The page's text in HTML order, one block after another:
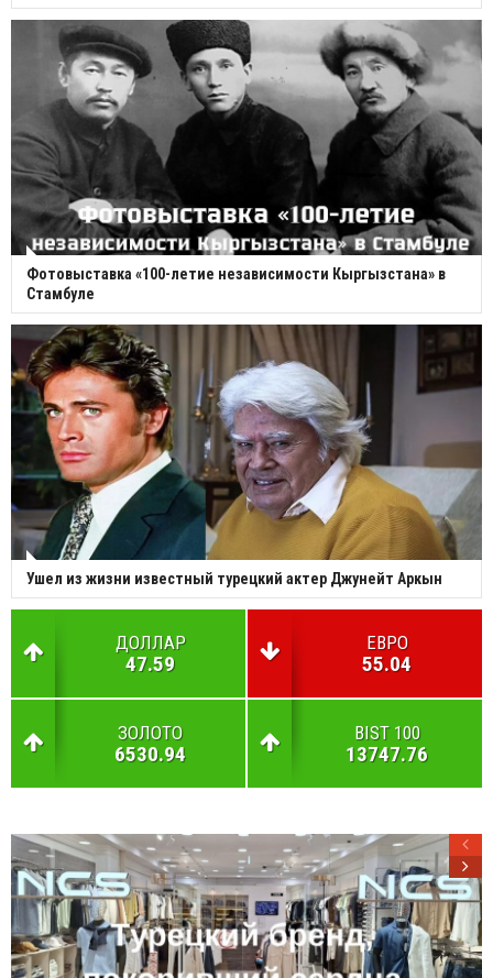
Фотовыставка «100-летие независимости Кыргызстана» в
Стамбуле
Ушел из жизни известный турецкий актер Джунейт Аркын
ДОЛЛАР
47.59
ЕВРО
55.04
ЗОЛОТО
6530.94
BIST 100
13747.76